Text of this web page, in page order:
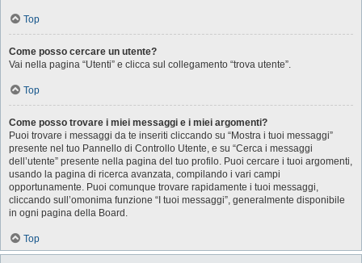
Top
Come posso cercare un utente?
Vai nella pagina “Utenti” e clicca sul collegamento “trova utente”.
Top
Come posso trovare i miei messaggi e i miei argomenti?
Puoi trovare i messaggi da te inseriti cliccando su “Mostra i tuoi messaggi”
presente nel tuo Pannello di Controllo Utente, e su “Cerca i messaggi
dell’utente” presente nella pagina del tuo profilo. Puoi cercare i tuoi argomenti,
usando la pagina di ricerca avanzata, compilando i vari campi
opportunamente. Puoi comunque trovare rapidamente i tuoi messaggi,
cliccando sull’omonima funzione “I tuoi messaggi”, generalmente disponibile
in ogni pagina della Board.
Top